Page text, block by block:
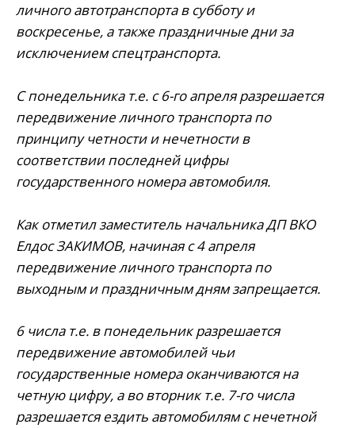
личного автотранспорта в субботу и
воскресенье, а также праздничные дни за
исключением спецтранспорта.
С понедельника т.е. с 6-го апреля разрешается
передвижение личного транспорта по
принципу четности и нечетности в
соответствии последней цифры
государственного номера автомобиля.
Как отметил заместитель начальника ДП ВКО
Елдос ЗАКИМОВ, начиная с 4 апреля
передвижение личного транспорта по
выходным и праздничным дням запрещается.
6 числа т.е. в понедельник разрешается
передвижение автомобилей чьи
государственные номера оканчиваются на
четную цифру, а во вторник т.е. 7-го числа
разрешается ездить автомобилям с нечетной